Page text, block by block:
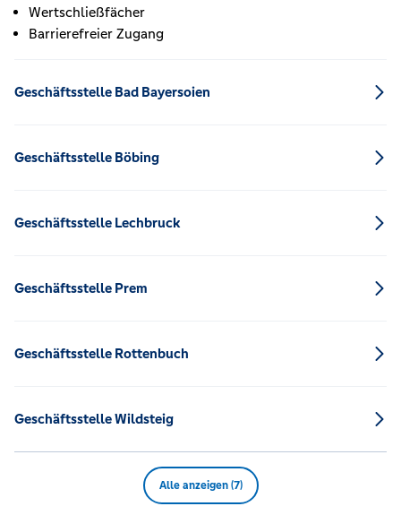
Wertschließfächer
Barrierefreier Zugang
Geschäftsstelle Bad Bayersoien
Geschäftsstelle Böbing
Geschäftsstelle Lechbruck
Geschäftsstelle Prem
Geschäftsstelle Rottenbuch
Geschäftsstelle Wildsteig
Alle anzeigen (7)